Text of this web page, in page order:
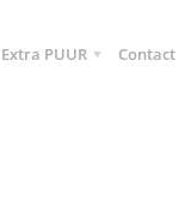
Extra PUUR Contact